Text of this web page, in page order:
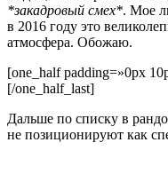
*закадровый смех*. Мое
в 2016 году это
атмосфера. Обожаю.
[one_half padding=»0px
[/one_half_last]
Дальше по списку в
не позиционируют как